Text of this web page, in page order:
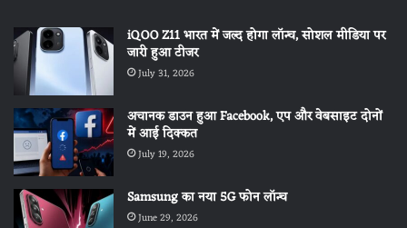
iQOO Z11 भारत में जल्द होगा लॉन्च, सोशल मीडिया पर
जारी हुआ टीजर
July 31, 2026
अचानक डाउन हुआ Facebook, एप और वेबसाइट दोनों
में आई दिक्कत
July 19, 2026
Samsung का नया 5G फोन लॉन्च
June 29, 2026